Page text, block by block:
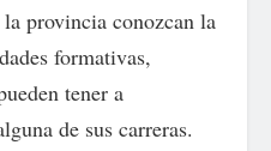
provincia conozcan la
formativas,
tener a
de sus carreras.